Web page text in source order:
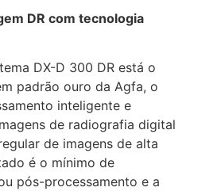
DR com tecnologia
DX-D 300 DR está o
padrão ouro da Agfa, o
inteligente e
de radiografia digital
de imagens de alta
é o mínimo de
pós-processamento e a